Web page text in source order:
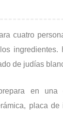
cuatro
ingredientes.
de judías
en una
placa